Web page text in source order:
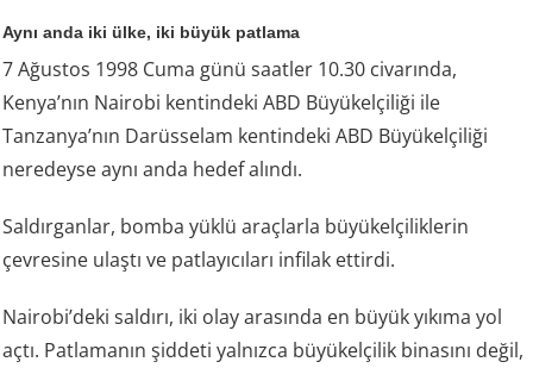
Aynı anda iki ülke, iki büyük patlama
7 Ağustos 1998 Cuma günü saatler 10.30 civarında,
Kenya’nın Nairobi kentindeki ABD Büyükelçiliği ile
Tanzanya’nın Darüsselam kentindeki ABD Büyükelçiliği
neredeyse aynı anda hedef alındı.
Saldırganlar, bomba yüklü araçlarla büyükelçiliklerin
çevresine ulaştı ve patlayıcıları infilak ettirdi.
Nairobi’deki saldırı, iki olay arasında en büyük yıkıma yol
açtı. Patlamanın şiddeti yalnızca büyükelçilik binasını değil,